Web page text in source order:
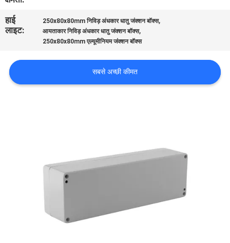
विनती
करे
SHOPPING ONLINE
साइटमैप
हाई
लाइट:
250x80x80mm निविड़ अंधकार धातु जंक्शन बॉक्स,
आयताकार निविड़ अंधकार धातु जंक्शन बॉक्स,
250x80x80mm एल्यूमीनियम जंक्शन बॉक्स
सबसे अच्छी कीमत